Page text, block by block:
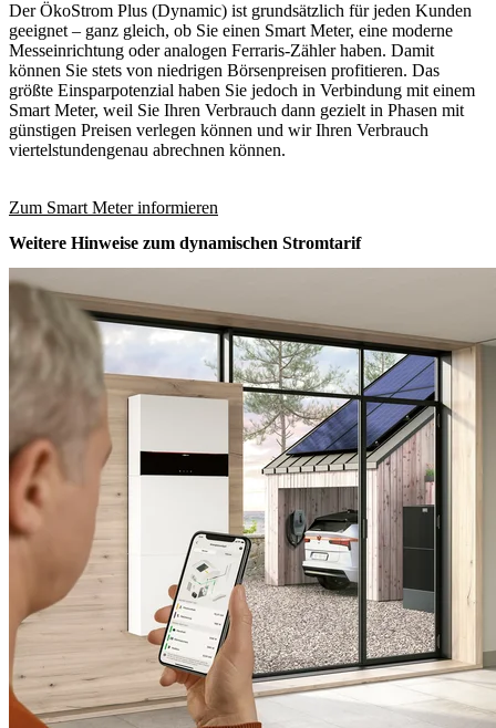
Der ÖkoStrom Plus (Dynamic) ist grundsätzlich für jeden Kunden
geeignet – ganz gleich, ob Sie einen Smart Meter, eine moderne
Messeinrichtung oder analogen Ferraris-Zähler haben. Damit
können Sie stets von niedrigen Börsenpreisen profitieren. Das
größte Einsparpotenzial haben Sie jedoch in Verbindung mit einem
Smart Meter, weil Sie Ihren Verbrauch dann gezielt in Phasen mit
günstigen Preisen verlegen können und wir Ihren Verbrauch
viertelstundengenau abrechnen können.
Zum Smart Meter informieren
Weitere Hinweise zum dynamischen Stromtarif